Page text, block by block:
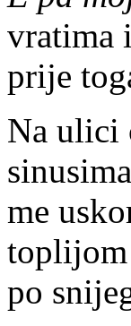
vratima
prije
Na ulici
me
toplijom
po